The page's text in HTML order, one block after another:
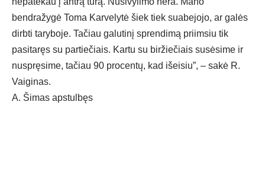
bendražygė Toma Karvelytė šiek tiek suabejojo, ar galės
dirbti taryboje. Tačiau galutinį sprendimą priimsiu tik
pasitaręs su partiečiais. Kartu su biržiečiais susėsime ir
nuspręsime, tačiau 90 procentų, kad išeisiu”, – sakė R.
Vaiginas.
A. Šimas apstulbęs